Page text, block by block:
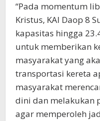
“Pada momentum
Kristus, KAI Daop 8
kapasitas hingga
untuk memberikan
masyarakat yang
transportasi kereta
masyarakat
dini dan melakukan
agar memperoleh